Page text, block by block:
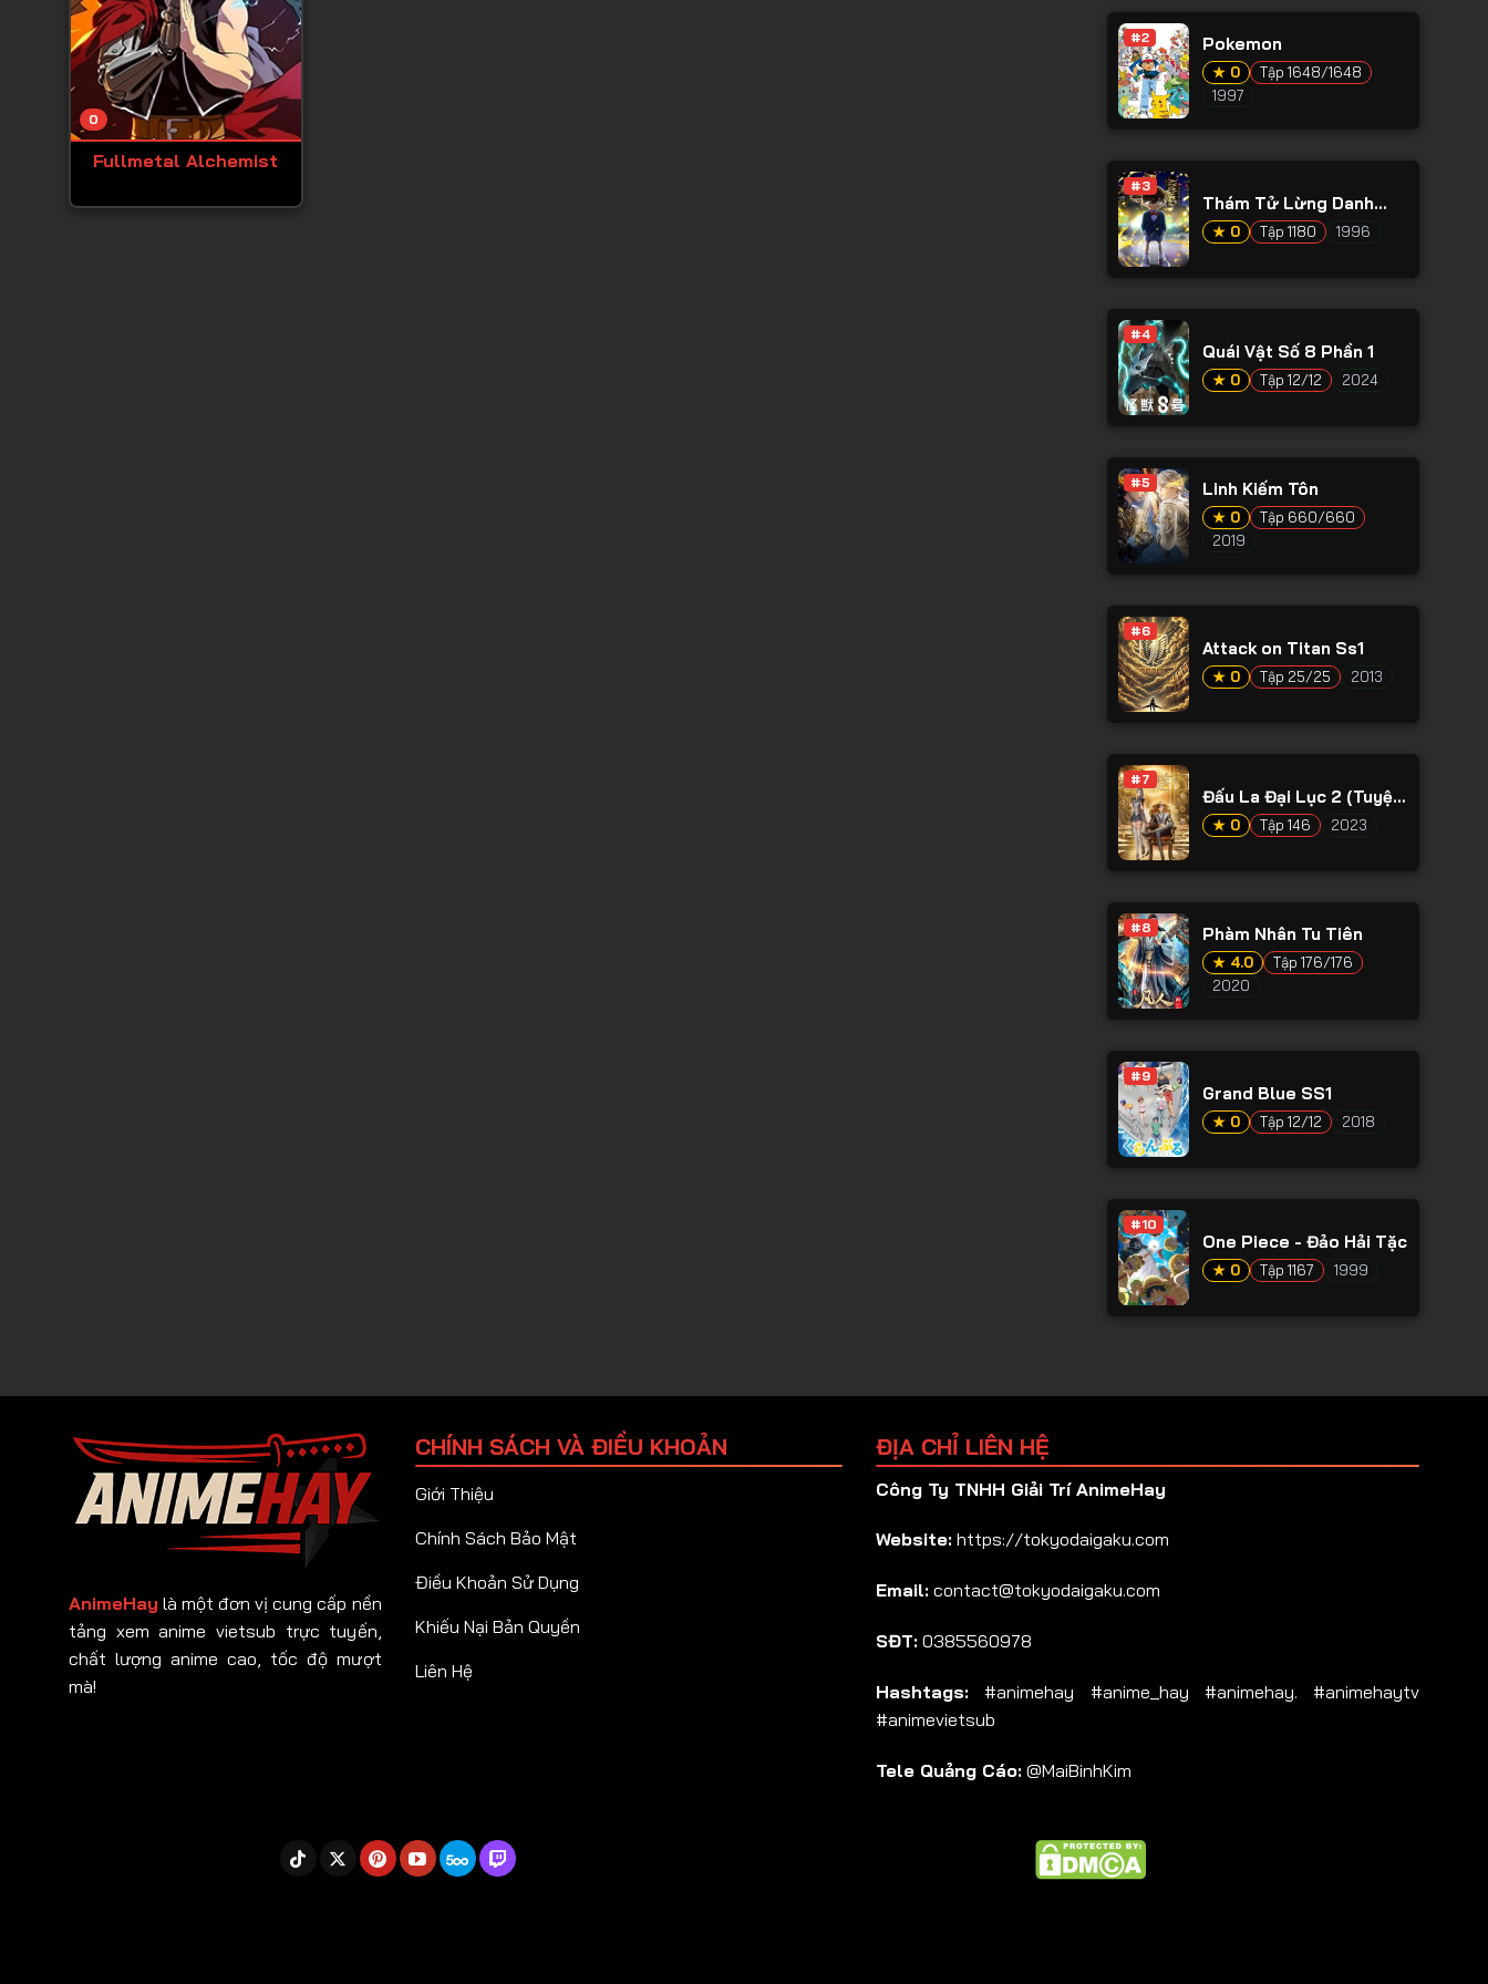
0
Fullmetal Alchemist
#2 Pokemon
★ 0
Tập 1648/1648
1997
#3
Thám Tử Lừng Danh
Conan
★ 0 Tập 1180 1996
#4
Quái Vật Số 8 Phần 1
★ 0 Tập 12/12 2024
#5 Linh Kiếm Tôn
★ 0
Tập 660/660
2019
#6
Attack on Titan Ss1
★ 0 Tập 25/25 2013
#7
Đấu La Đại Lục 2 (Tuyệt
Thế Đường Môn)
★ 0 Tập 146 2023
#8 Phàm Nhân Tu Tiên
★ 4.0
Tập 176/176
2020
#9
Grand Blue SS1
★ 0 Tập 12/12 2018
#10
One Piece - Đảo Hải Tặc
★ 0 Tập 1167 1999
AnimeHay là một đơn vị cung cấp nền
tảng xem anime vietsub trực tuyến,
chất lượng anime cao, tốc độ mượt
mà!
CHÍNH SÁCH VÀ ĐIỀU KHOẢN
Giới Thiệu
Chính Sách Bảo Mật
Điều Khoản Sử Dụng
Khiếu Nại Bản Quyền
Liên Hệ
ĐỊA CHỈ LIÊN HỆ
Công Ty TNHH Giải Trí AnimeHay
Website: https://tokyodaigaku.com
Email: contact@tokyodaigaku.com
SĐT: 0385560978
Hashtags: #animehay #anime_hay #animehay. #animehaytv
#animevietsub
Tele Quảng Cáo: @MaiBinhKim